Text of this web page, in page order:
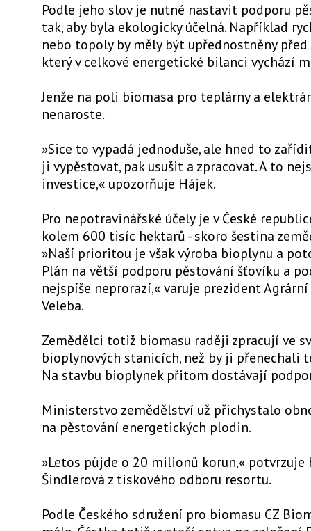
Podle jeho slov je nutné nastavit podporu
tak, aby byla ekologicky účelná. Například
nebo topoly by měly být upřednostněny před
který v celkové energetické bilanci vychází
Jenže na poli biomasa pro teplárny a
nenaroste.
»Sice to vypadá jednoduše, ale hned to
ji vypěstovat, pak usušit a zpracovat. A to
investice,« upozorňuje Hájek.
Pro nepotravinářské účely je v České
kolem 600 tisíc hektarů - skoro šestina
»Naší prioritou je však výroba bioplynu a
Plán na větší podporu pěstování šťovíku a
nejspíše neprorazí,« varuje prezident Agrární
Veleba.
Zemědělci totiž biomasu raději zpracují ve
bioplynových stanicích, než by ji přenechali
Na stavbu bioplynek přitom dostávají
Ministerstvo zemědělství už přichystalo
na pěstování energetických plodin.
»Letos půjde o 20 milionů korun,« potvrzuje
Šindlerová z tiskového odboru resortu.
Podle Českého sdružení pro biomasu CZ